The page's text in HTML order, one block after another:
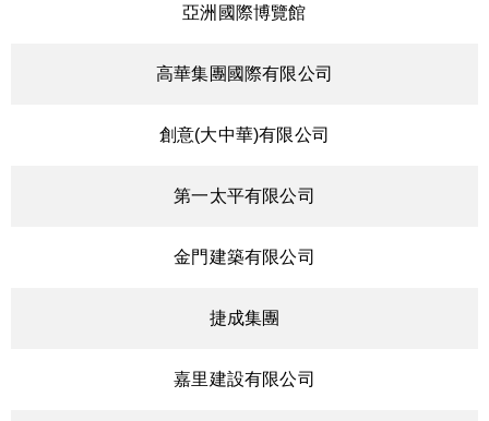
亞洲國際博覽館
高華集團國際有限公司
創意(大中華)有限公司
第一太平有限公司
金門建築有限公司
捷成集團
嘉里建設有限公司